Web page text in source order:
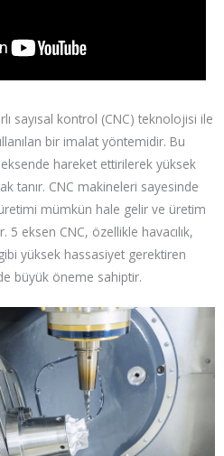
sayısal kontrol (CNC) teknolojisi ile
bir imalat yöntemidir. Bu
hareket ettirilerek yüksek
tanır. CNC makineleri sayesinde
mümkün hale gelir ve üretim
5 eksen CNC, özellikle havacılık,
yüksek hassasiyet gerektiren
büyük öneme sahiptir.